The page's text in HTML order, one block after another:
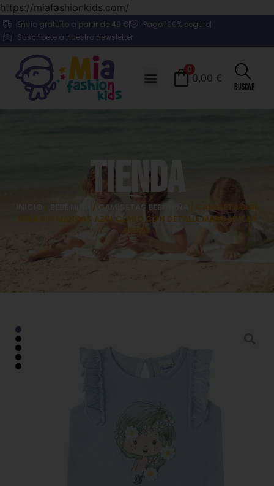
https://miafashionkids.com/
Envío gratuito a partir de 49 €
Pago 100% seguro
Suscríbete a nuestro newsletter
0
0,00 €
Buscar
Tienda
INICIO / BEBÉ NIÑA / CAMISETAS BEBÉ NIÑA
/ CAMISETA BEBÉ
NIÑA SIN MANGAS AZUL CLARO CON DETALLE MARGARITAS
65503